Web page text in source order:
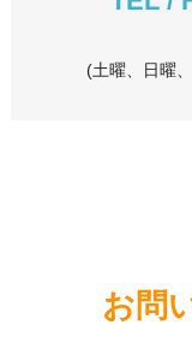
(土曜、日曜
お問